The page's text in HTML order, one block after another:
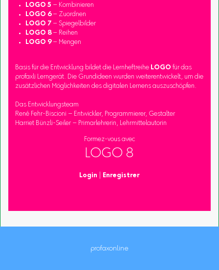
LOGO 5 – Kombinieren
LOGO 6– Zuordnen
LOGO 7 – Spiegelbilder
LOGO 8– Reihen
LOGO 9– Mengen
Basis für die Entwicklung bildet die Lernheftreihe LOGO für das
profaxli Lerngerät. Die Grundideen wurden weiterentwickelt, um die
zusätzlichen Möglichkeiten des digitalen Lernens auszuschöpfen.
Das Entwicklungsteam
René Fehr-Biscioni – Entwickler, Programmierer, Gestalter
Harriet Bünzli-Seiler – Primarlehrerin, Lehrmittelautorin
Formez-vous avec
LOGO 8
Login Enregistrer
profaxonline